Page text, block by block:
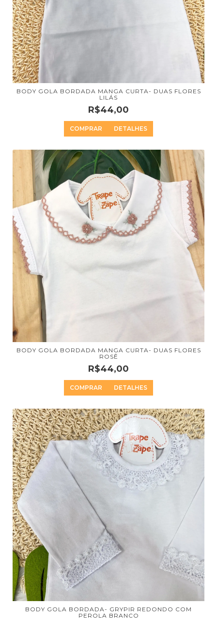
BODY GOLA BORDADA MANGA CURTA- DUAS FLORES
LILÁS
R$44,00
COMPRAR DETALHES
BODY GOLA BORDADA MANGA CURTA- DUAS FLORES
ROSÊ
R$44,00
COMPRAR DETALHES
BODY GOLA BORDADA- GRYPIR REDONDO COM
PEROLA BRANCO